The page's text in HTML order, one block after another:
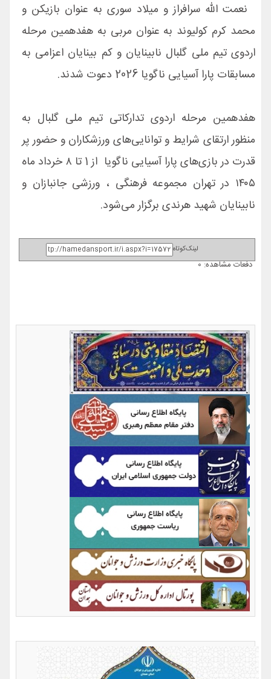
نعمت الله سرافراز و میلاد سوری به عنوان بازیکن و
محمد کرم کولیوند به عنوان مربی به هفدهمین مرحله
اردوی تیم ملی گلبال نابینایان و کم بینایان اعزامی به
مسابقات پارا آسیایی ناگویا 2026 دعوت شدند.
هفدهمین مرحله اردوی تدارکاتی تیم ملی گلبال به
منظور ارتقای شرایط و توانایی‌های ورزشکاران و حضور پر
قدرت در بازی‌های پارا آسیایی ناگویا از 1 تا ۸ خرداد ماه
۱۴۰۵ در تهران مجموعه فرهنگی ، ورزشی جانبازان و
نابینایان شهید هرندی برگزار می‌شود.
لینک‌کوتاه
دفعات مشاهده: 0